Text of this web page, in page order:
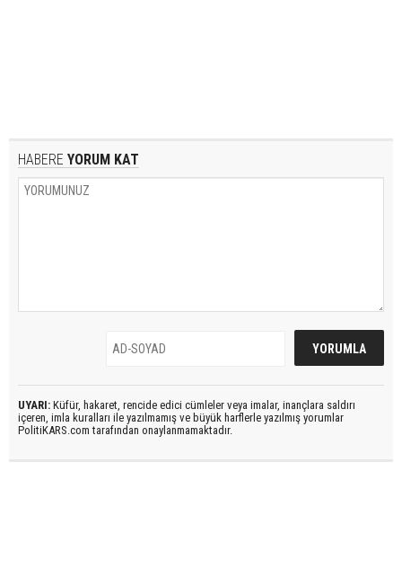
HABERE YORUM KAT
UYARI: Küfür, hakaret, rencide edici cümleler veya imalar, inançlara saldırı
içeren, imla kuralları ile yazılmamış ve büyük harflerle yazılmış yorumlar
PolitiKARS.com tarafından onaylanmamaktadır.